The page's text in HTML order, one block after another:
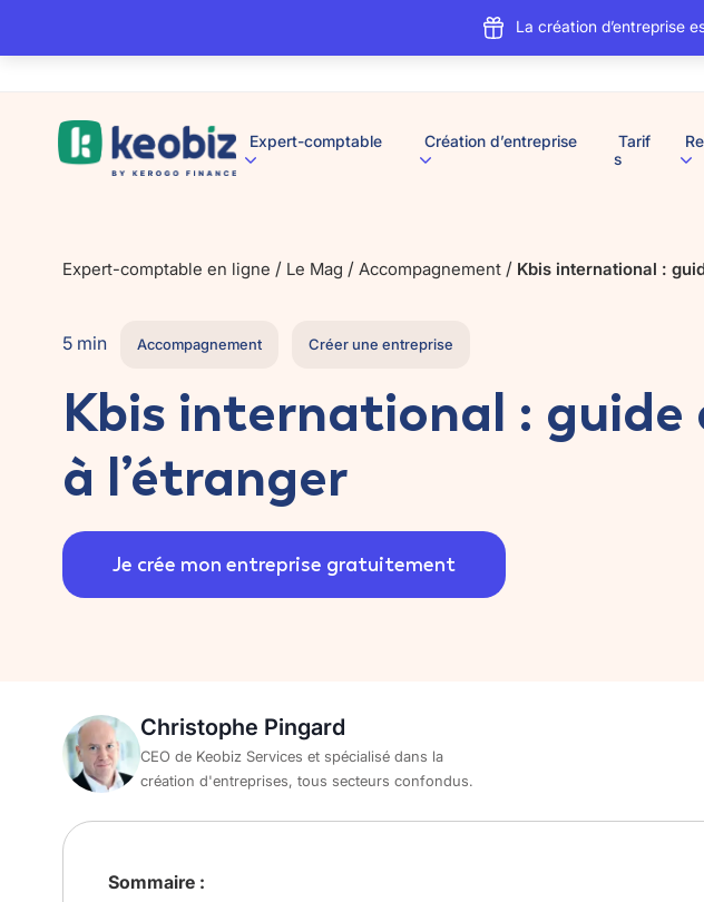
La création d’entreprise
A
c
c
u
Expert-comptable Création d’entreprise
Tarif
s
Expert-comptable en ligne / Le Mag / Accompagnement / Kbis international :
5 min Accompagnement Créer une entreprise
Kbis international : guide
à l’étranger
Je crée mon entreprise gratuitement
Christophe Pingard
CEO de Keobiz Services et spécialisé dans la
création d'entreprises, tous secteurs confondus.
Sommaire :